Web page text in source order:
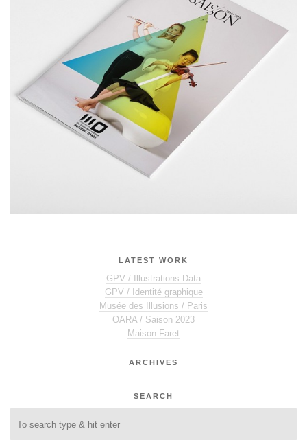
LATEST WORK
GPV / Illustrations Data
GPV / Identité graphique
Musée des Illusions / Paris
OARA / Saison 2023
Maison Faret
ARCHIVES
SEARCH